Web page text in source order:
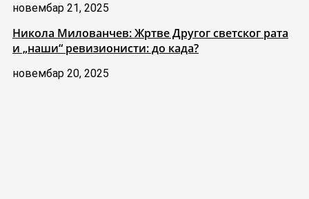
новембар 21, 2025
Никола Милованчев: Жртве Другог светског рата
и „наши“ ревизионисти: до када?
новембар 20, 2025